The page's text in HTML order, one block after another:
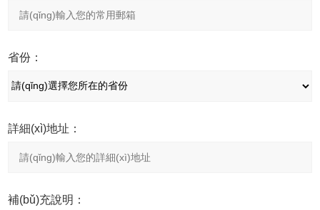
省份：
詳細(xì)地址：
補(bǔ)充說明：